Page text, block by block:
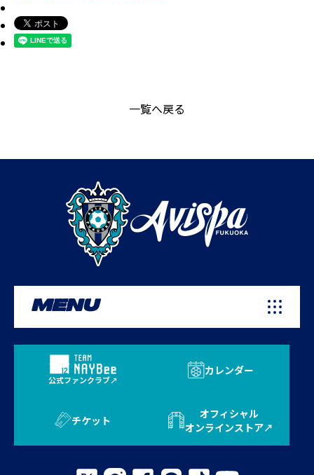
一覧へ戻る
MENU
公式ファンクラブ
カレンダー
チケット
オフィシャル
オンラインストア